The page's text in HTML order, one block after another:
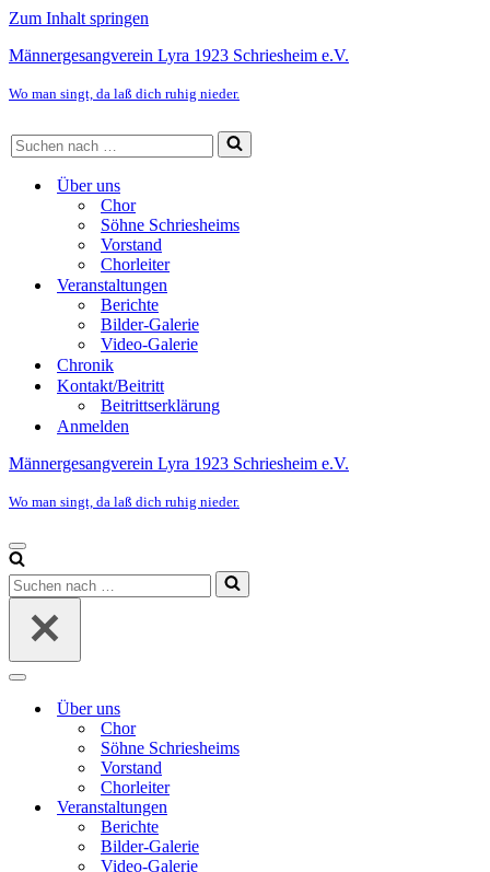
Zum Inhalt springen
Männergesangverein Lyra 1923 Schriesheim e.V.
Wo man singt, da laß dich ruhig nieder.
Suchen
nach …
Über uns
Chor
Söhne Schriesheims
Vorstand
Chorleiter
Veranstaltungen
Berichte
Bilder-Galerie
Video-Galerie
Chronik
Kontakt/Beitritt
Beitrittserklärung
Anmelden
Männergesangverein Lyra 1923 Schriesheim e.V.
Wo man singt, da laß dich ruhig nieder.
Navigationsmenü
Suchen
nach …
Navigationsmenü
Über uns
Chor
Söhne Schriesheims
Vorstand
Chorleiter
Veranstaltungen
Berichte
Bilder-Galerie
Video-Galerie